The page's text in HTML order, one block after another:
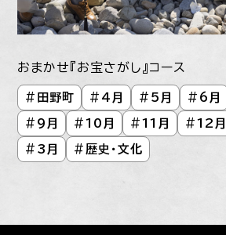
おまかせ『お宝さがし』コース
# 田野町 # 4月 # 5月 # 6月
# 9月 #10月 #11月 #12月
# 3月 # 歴史・文化